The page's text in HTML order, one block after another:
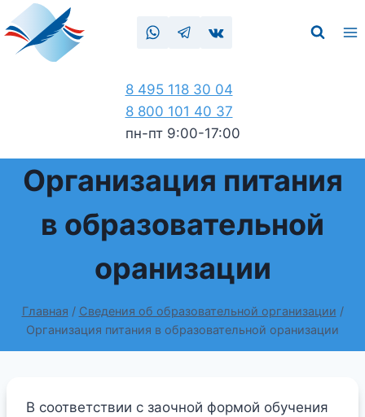
8 495 118 30 04
8 800 101 40 37
пн-пт 9:00-17:00
Организация питания
в образовательной
оранизации
Главная / Сведения об образовательной организации /
Организация питания в образовательной оранизации
В соответствии с заочной формой обучения